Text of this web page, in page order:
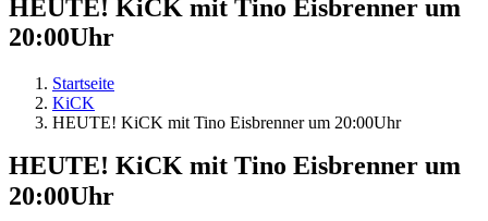
HEUTE! KiCK mit Tino Eisbrenner um
20:00Uhr
Startseite
KiCK
HEUTE! KiCK mit Tino Eisbrenner um 20:00Uhr
HEUTE! KiCK mit Tino Eisbrenner um
20:00Uhr